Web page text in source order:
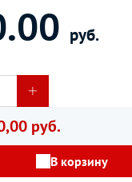
руб.
руб.
В корзину